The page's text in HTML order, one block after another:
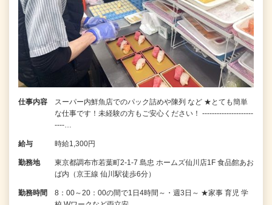
仕事内容
スーパー内鮮魚店でのパック詰めや陳列 など ★とても簡単
な仕事です！未経験の方もご安心ください！ ---------------------
----…
給与 時給1,300円
勤務地
東京都調布市若葉町2-1-7 島忠 ホームズ仙川店1F 食品館あお
ば内（京王線 仙川駅徒歩6分）
勤務時間
8：00～20：00の間で1日4時間～・週3日～ ★家事 育児 学